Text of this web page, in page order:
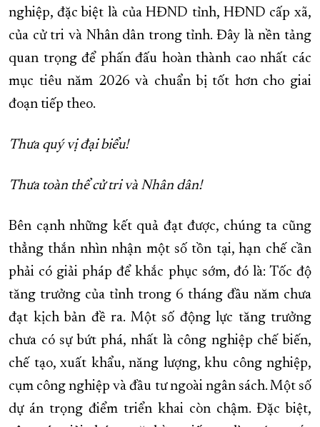
nghiệp, đặc biệt là của HĐND tỉnh, HĐND cấp xã,
của cử tri và Nhân dân trong tỉnh. Đây là nền tảng
quan trọng để phấn đấu hoàn thành cao nhất các
mục tiêu năm 2026 và chuẩn bị tốt hơn cho giai
đoạn tiếp theo.
Thưa quý vị đại biểu!
Thưa toàn thể cử tri và Nhân dân!
Bên cạnh những kết quả đạt được, chúng ta cũng
thẳng thắn nhìn nhận một số tồn tại, hạn chế cần
phải có giải pháp để khắc phục sớm, đó là: Tốc độ
tăng trưởng của tỉnh trong 6 tháng đầu năm chưa
đạt kịch bản đề ra. Một số động lực tăng trưởng
chưa có sự bứt phá, nhất là công nghiệp chế biến,
chế tạo, xuất khẩu, năng lượng, khu công nghiệp,
cụm công nghiệp và đầu tư ngoài ngân sách. Một số
dự án trọng điểm triển khai còn chậm. Đặc biệt,